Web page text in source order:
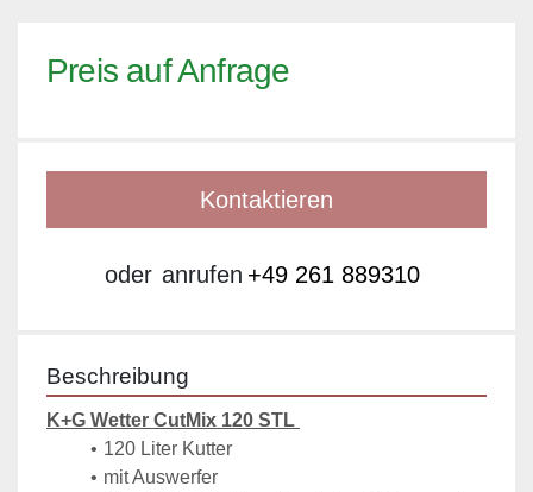
Preis auf Anfrage
Kontaktieren
oder anrufen +49 261 889310
Beschreibung
K+G Wetter CutMix 120 STL
120 Liter Kutter
mit Auswerfer